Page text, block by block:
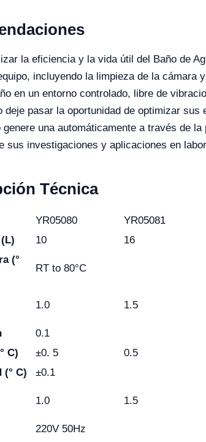
la eficiencia y la vida útil del Baño de
incluyendo la limpieza de la
en un entorno controlado, libre de
deje pasar la oportunidad de optimizar
una automáticamente a través de
sus investigaciones y aplicaciones en
Técnica
YR05080 YR05081
10 16
(°
RT to 80°C
1.0 1.5
0.1
C)
±0. 5
0.5
(° C)
±0.1
1.0 1.5
220V 50Hz